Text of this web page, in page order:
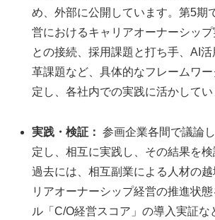
め、外部に公開しています。第5期
営におけるキャリアオーナーシッ
との接続、採用課題と打ち手、AI
革課題など、具体的なフレームワ
定し、各社内での実践に活かしてい
実践・検証： 参画企業各間で議論
定し、相互に実践し、その結果を検
過去には、相互副業による人材の
リアオーナーシップ経営の推進状
ル「C/O経営スコア」の導入実証な